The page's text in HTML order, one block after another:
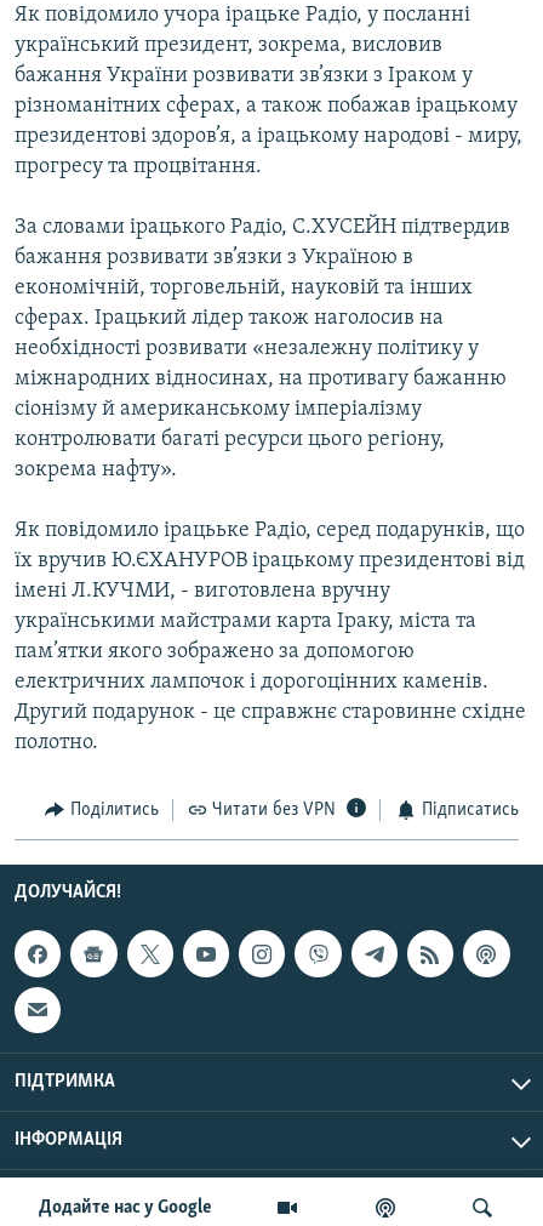
Усі сайти RFE/RL
Додайте нас у Google
Як повідомило учора ірацьке Радіо, у посланні
український президент, зокрема, висловив
бажання України розвивати зв’язки з Іраком у
різноманітних сферах, а також побажав ірацькому
президентові здоров’я, а ірацькому народові - миру,
прогресу та процвітання.
За словами ірацького Радіо, С.ХУСЕЙН підтвердив
бажання розвивати зв’язки з Україною в
економічній, торговельній, науковій та інших
сферах. Ірацький лідер також наголосив на
необхідності розвивати «незалежну політику у
міжнародних відносинах, на противагу бажанню
сіонізму й американському імперіалізму
контролювати багаті ресурси цього регіону,
зокрема нафту».
Як повідомило ірацььке Радіо, серед подарунків, що
їх вручив Ю.ЄХАНУРОВ ірацькому президентові від
імені Л.КУЧМИ, - виготовлена вручну
українськими майстрами карта Іраку, міста та
пам’ятки якого зображено за допомогою
електричних лампочок і дорогоцінних каменів.
Другий подарунок - це справжнє старовинне східне
полотно.
Поділитись Читати без VPN Підписатись
ДОЛУЧАЙСЯ!
ПІДТРИМКА
ІНФОРМАЦІЯ
© Радіо Свобода, 2026 | Усі права застережено.
UTC+3